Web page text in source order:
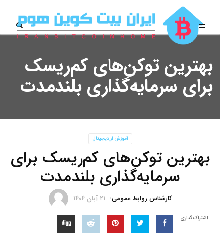
بهترین توکن‌های کم‌ریسک
برای سرمایه‌گذاری بلندمدت
آموزش ارزدیجیتال
بهترین توکن‌های کم‌ریسک برای
سرمایه‌گذاری بلندمدت
کارشناس روابط عمومی ۲۱ آبان ۱۴۰۴
اشتراک گذاری